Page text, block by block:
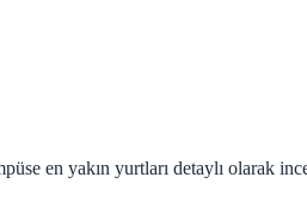
en yakın yurtları detaylı olarak